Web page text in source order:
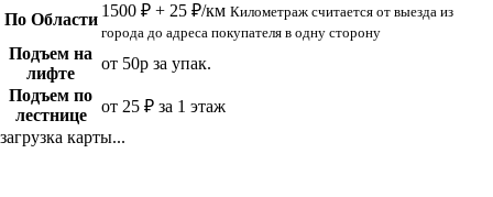
По Области 1500 ₽ + 25 ₽/км Километраж считается от выезда из
города до адреса покупателя в одну сторону
Подъем на
лифте
от 50р за упак.
Подъем по
лестнице
от 25 ₽ за 1 этаж
загрузка карты...